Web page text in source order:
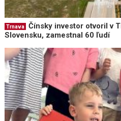
Trnava
Čínsky investor otvoril v
Slovensku, zamestnal 60 ľudí